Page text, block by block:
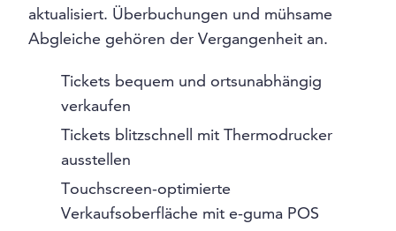
aktualisiert. Überbuchungen und mühsame
Abgleiche gehören der Vergangenheit an.
Tickets bequem und ortsunabhängig
verkaufen
Tickets blitzschnell mit Thermodrucker
ausstellen
Touchscreen-optimierte
Verkaufsoberfläche mit e-guma POS